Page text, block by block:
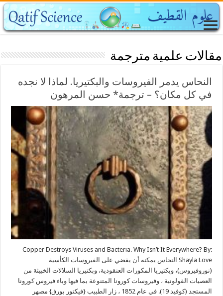
مقالات علمية مترجمة
النحاس يدمر الفيروسات والبكتيريا. لماذا لا نجده
في كل مكان؟ – ترجمة* حسن المرهون
Copper Destroys Viruses and Bacteria. Why Isn’t It Everywhere? By:
Shayla Love النحاس يمكنه أن يقضي على الفيروسات الكأسية
(نوروفيروس)، وبكتيريا المكورات العنقودية، وبكتيريا السلالات الخبيثة من
العصيات القولونية ، وفيروسات كورونا المتنوعة بما فيها وباء فيروس كورونا
المستجد (كوفيد 19). في عام 1852 ، زار الطبيب {فيكتور بورق} مصهر